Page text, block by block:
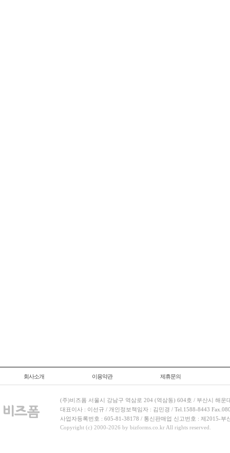
회사소개 이용약관 제휴문의
(주)비즈폼 서울시 강남구 역삼로 204 (역삼동) 604호 / 부산시 해운
대표이사 : 이선규 / 개인정보책임자 : 김민경 / Tel.1588-8443
사업자등록번호 : 605-81-38178 / 통신판매업 신고번호 : 제2015-부
Copyright (c) 2000-2026 by bizforms.co.kr All rights reserved.